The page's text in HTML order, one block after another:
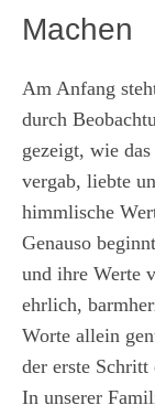
Machen
Am Anfang
durch
gezeigt, wie
vergab, liebte
himmlische
Genauso
und ihre Werte
ehrlich,
Worte allein
der erste
In unserer